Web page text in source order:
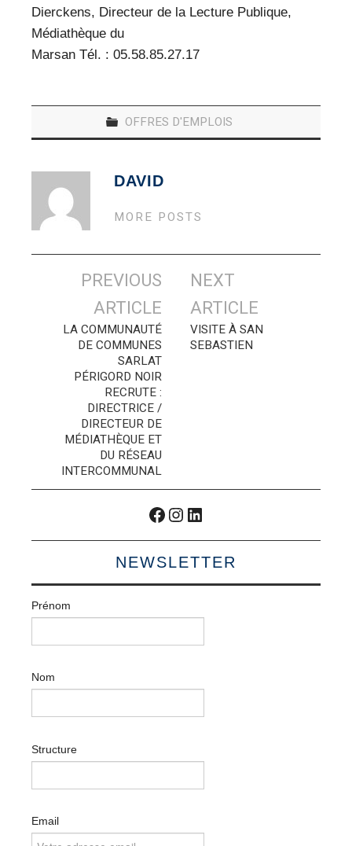
Dierckens, Directeur de la Lecture Publique,
Médiathèque du
Marsan Tél. : 05.58.85.27.17
OFFRES D'EMPLOIS
DAVID
MORE POSTS
Navigation
articles
PREVIOUS
ARTICLE
LA COMMUNAUTÉ
DE COMMUNES
SARLAT
PÉRIGORD NOIR
RECRUTE :
DIRECTRICE /
DIRECTEUR DE
MÉDIATHÈQUE ET
DU RÉSEAU
INTERCOMMUNAL
NEXT
ARTICLE
VISITE À SAN
SEBASTIEN
Facebook
Instagram
LinkedIn
NEWSLETTER
Prénom
Nom
Structure
Email